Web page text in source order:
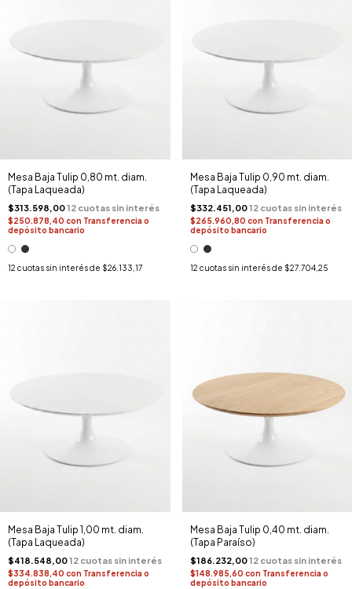
Mesa Baja Tulip 0,80 mt. diam.
(Tapa Laqueada)
$313.598,00
$250.878,40 con Transferencia o
depósito bancario
12 cuotas sin interés de $26.133,17
Mesa Baja Tulip 0,90 mt. diam.
(Tapa Laqueada)
$332.451,00
$265.960,80 con Transferencia o
depósito bancario
12 cuotas sin interés de $27.704,25
Mesa Baja Tulip 1,00 mt. diam.
(Tapa Laqueada)
$418.548,00
$334.838,40 con Transferencia o
depósito bancario
Mesa Baja Tulip 0,40 mt. diam.
(Tapa Paraíso)
$186.232,00
$148.985,60 con Transferencia o
depósito bancario